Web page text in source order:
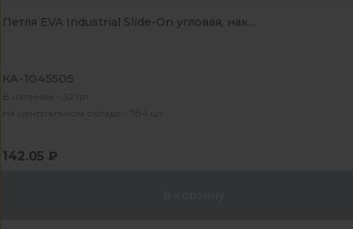
Петля EVA Industrial Slide-On угловая, нак...
КА-1045505
В наличии - 32 шт
На центральном складе - 784 шт
142.05 ₽